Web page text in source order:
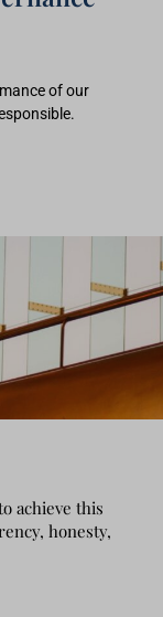
of our
achieve this
honesty,